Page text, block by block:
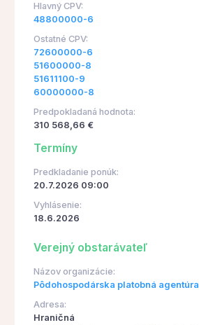
Hlavný CPV:
48800000-6
Ostatné CPV:
72600000-6
51600000-8
51611100-9
60000000-8
Predpokladaná hodnota:
310 568,66 €
Termíny
Predkladanie ponúk:
20.7.2026 09:00
Vyhlásenie:
18.6.2026
Verejný obstarávateľ
Názov organizácie:
Pôdohospodárska platobná agentúra
Adresa:
Hraničná